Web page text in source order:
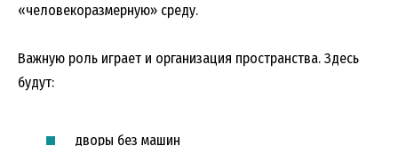
«человекоразмерную» среду.
Важную роль играет и организация пространства. Здесь
будут:
дворы без машин